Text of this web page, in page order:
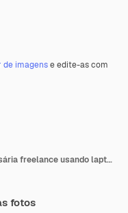
de imagense edite-as com
Vestuário casual de jovem empresária freelance usando laptop, trabalhando na sala de estar em casa.
fotos